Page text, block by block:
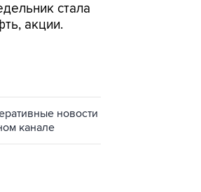
стала
акции.
новости
канале